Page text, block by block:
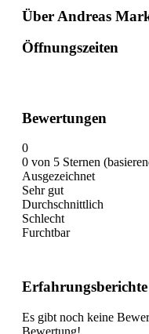
Über Andreas
Öffnungszeiten
Bewertungen
0
0 von 5 Sternen
Ausgezeichnet
Sehr gut
Durchschnittlich
Schlecht
Furchtbar
Erfahrungsberichte
Es gibt noch keine
Bewertung!